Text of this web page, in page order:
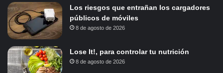
Los riesgos que entrañan los cargadores
públicos de móviles
8 de agosto de 2026
Lose It!, para controlar tu nutrición
8 de agosto de 2026